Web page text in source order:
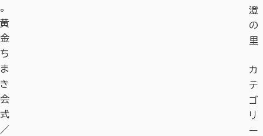
。
黄
金
ち
ま
き
会
式
／
澄
の
里
カ
テ
ゴ
リ
ー